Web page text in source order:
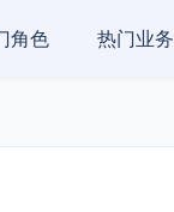
角色 热门业务